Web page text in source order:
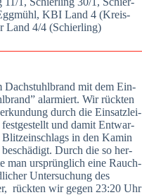
KBI Land 4 (Kreis­
Land 4/4 (Schier­ling)
Dach­stuhl­brand mit dem Ein­
alar­miert. Wir rück­ten
durch die Ein­satz­lei­
und damit Ent­war­
in den Kamin
Durch die so her­
man ursprüng­lich eine Rauch­
Unter­su­chung des
rück­ten wir gegen 23:20 Uhr